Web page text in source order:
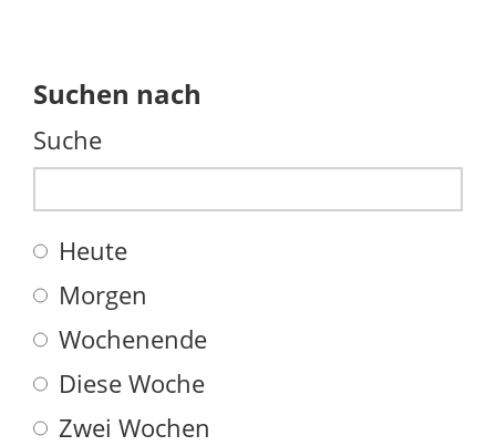
Suchen nach
Suche
Heute
Morgen
Wochenende
Diese Woche
Zwei Wochen